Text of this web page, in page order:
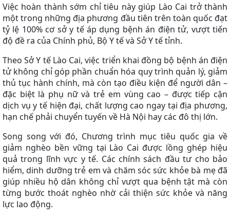
Việc hoàn thành sớm chỉ tiêu này giúp Lào Cai trở thành
một trong những địa phương đầu tiên trên toàn quốc đạt
tỷ lệ 100% cơ sở y tế áp dụng bệnh án điện tử, vượt tiến
độ đề ra của Chính phủ, Bộ Y tế và Sở Y tế tỉnh.
Theo Sở Y tế Lào Cai, việc triển khai đồng bộ bệnh án điện
tử không chỉ góp phần chuẩn hóa quy trình quản lý, giảm
thủ tục hành chính, mà còn tạo điều kiện để người dân –
đặc biệt là phụ nữ và trẻ em vùng cao – được tiếp cận
dịch vụ y tế hiện đại, chất lượng cao ngay tại địa phương,
hạn chế phải chuyển tuyến về Hà Nội hay các đô thị lớn.
Song song với đó, Chương trình mục tiêu quốc gia về
giảm nghèo bền vững tại Lào Cai được lồng ghép hiệu
quả trong lĩnh vực y tế. Các chính sách đầu tư cho bảo
hiểm, dinh dưỡng trẻ em và chăm sóc sức khỏe bà mẹ đã
giúp nhiều hộ dân không chỉ vượt qua bệnh tật mà còn
từng bước thoát nghèo nhờ cải thiện sức khỏe và năng
lực lao động.